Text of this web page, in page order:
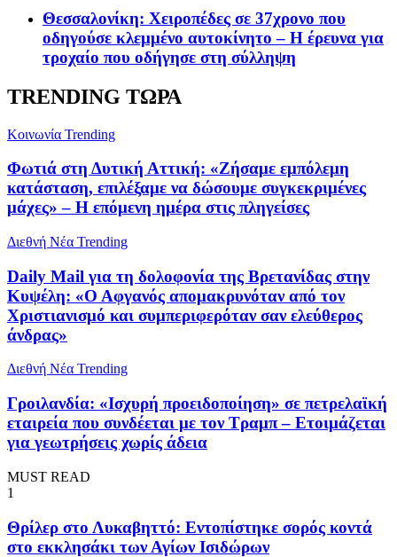
Θεσσαλονίκη: Χειροπέδες σε 37χρονο που
οδηγούσε κλεμμένο αυτοκίνητο – Η έρευνα για
τροχαίο που οδήγησε στη σύλληψη
TRENDING ΤΩΡΑ
Κοινωνία Trending
Φωτιά στη Δυτική Αττική: «Ζήσαμε εμπόλεμη
κατάσταση, επιλέξαμε να δώσουμε συγκεκριμένες
μάχες» – Η επόμενη ημέρα στις πληγείσες
Διεθνή Νέα Trending
Daily Mail για τη δολοφονία της Βρετανίδας στην
Κυψέλη: «Ο Αφγανός απομακρυνόταν από τον
Χριστιανισμό και συμπεριφερόταν σαν ελεύθερος
άνδρας»
Διεθνή Νέα Trending
Γροιλανδία: «Ισχυρή προειδοποίηση» σε πετρελαϊκή
εταιρεία που συνδέεται με τον Τραμπ – Ετοιμάζεται
για γεωτρήσεις χωρίς άδεια
MUST READ
1
Θρίλερ στο Λυκαβηττό: Εντοπίστηκε σορός κοντά
στο εκκλησάκι των Αγίων Ισιδώρων